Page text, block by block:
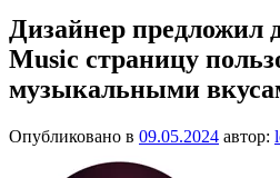
Дизайнер предложил
Music страницу
музыкальными
Опубликовано в 09.05.2024 автор: